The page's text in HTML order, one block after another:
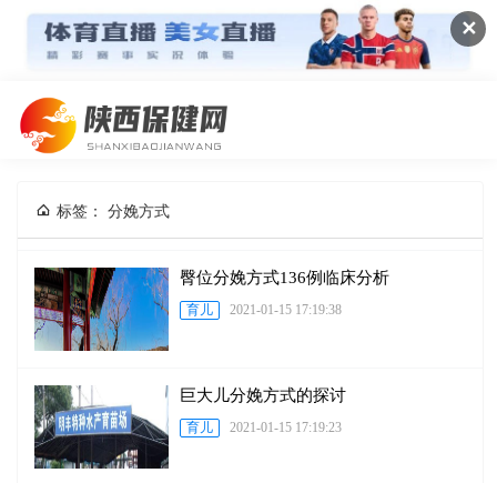
✕
标签： 分娩方式
臀位分娩方式136例临床分析
育儿 2021-01-15 17:19:38
巨大儿分娩方式的探讨
育儿 2021-01-15 17:19:23